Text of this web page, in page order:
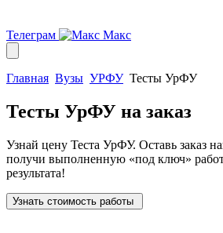
Телеграм Макс
Главная Вузы УРФУ Тесты УрФУ
Тесты УрФУ на заказ
Узнай цену Теста УрФУ. Оставь заказ
получи выполненную «под ключ»
результата!
Узнать стоимость работы